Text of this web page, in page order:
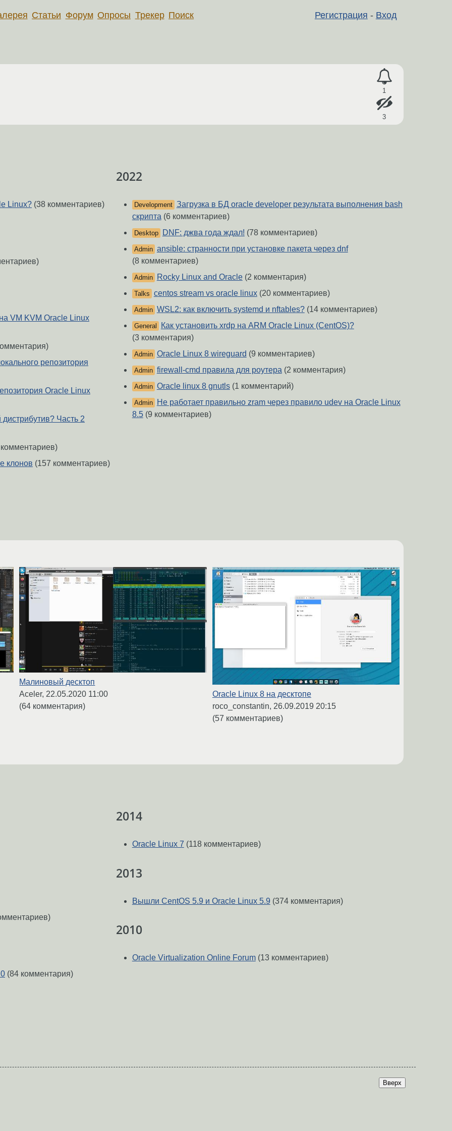
Регистрация - Вход
Статьи Форум Опросы Трекер Поиск
1
3
Linux? (38 комментариев)
VM KVM Oracle Linux
репозитория
Oracle Linux
Часть 2
клонов (157 комментариев)
2022
Development Загрузка в БД oracle developer результата выполнения bash
скрипта (6 комментариев)
Desktop DNF: джва года ждал! (78 комментариев)
Admin ansible: странности при установке пакета через dnf
(8 комментариев)
Admin Rocky Linux and Oracle(2 комментария)
Talks centos stream vs oracle linux(20 комментариев)
Admin WSL2: как включить systemd и nftables?(14 комментариев)
General
Как установить xrdp на ARM Oracle Linux (CentOS)?
(3 комментария)
Admin Oracle Linux 8 wireguard (9 комментариев)
Admin firewall-cmd правила для роутера (2 комментария)
Admin Oracle linux 8 gnutls(1 комментарий)
Admin
Не работает правильно zram через правило udev на Oracle Linux
8.5(9 комментариев)
Малиновый десктоп
Aceler, 22.05.2020 11:00
(64 комментария)
Oracle Linux 8 на десктопе
roco_constantin, 26.09.2019 20:15
(57 комментариев)
(84 комментария)
2014
Oracle Linux 7 (118 комментариев)
2013
Вышли CentOS 5.9 и Oracle Linux 5.9 (374 комментария)
2010
Oracle Virtualization Online Forum(13 комментариев)
Вверх